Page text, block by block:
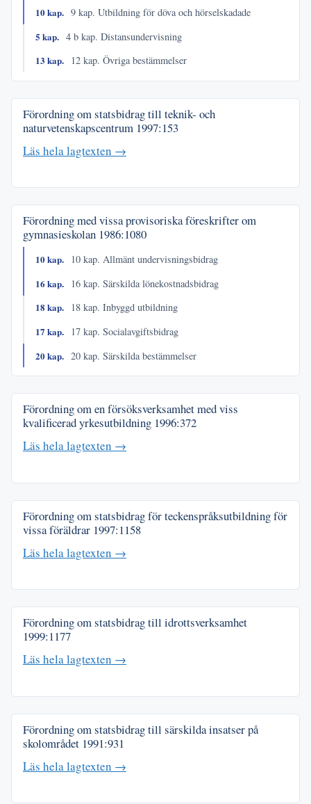
10 kap. 9 kap. Utbildning för döva och hörselskadade
5 kap. 4 b kap. Distansundervisning
13 kap.
12 kap. Övriga bestämmelser
Förordning om statsbidrag till teknik- och
naturvetenskapscentrum 1997:153
Läs hela lagtexten →
Förordning med vissa provisoriska föreskrifter om
gymnasieskolan 1986:1080
10 kap.
10 kap. Allmänt undervisningsbidrag
16 kap.
16 kap. Särskilda lönekostnadsbidrag
18 kap.
18 kap. Inbyggd utbildning
17 kap.
17 kap. Socialavgiftsbidrag
20 kap. 20 kap. Särskilda bestämmelser
Förordning om en försöksverksamhet med viss
kvalificerad yrkesutbildning 1996:372
Läs hela lagtexten →
Förordning om statsbidrag för teckenspråksutbildning för
vissa föräldrar 1997:1158
Läs hela lagtexten →
Förordning om statsbidrag till idrottsverksamhet
1999:1177
Läs hela lagtexten →
Förordning om statsbidrag till särskilda insatser på
skolområdet 1991:931
Läs hela lagtexten →